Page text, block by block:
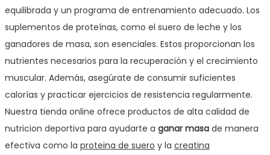
equilibrada y un programa de entrenamiento adecuado. Los
suplementos de proteínas, como el suero de leche y los
ganadores de masa, son esenciales. Estos proporcionan los
nutrientes necesarios para la recuperación y el crecimiento
muscular. Además, asegúrate de consumir suficientes
calorías y practicar ejercicios de resistencia regularmente.
Nuestra tienda online ofrece productos de alta calidad de
nutricion deportiva para ayudarte a ganar masa de manera
efectiva como la proteina de suero y la creatina